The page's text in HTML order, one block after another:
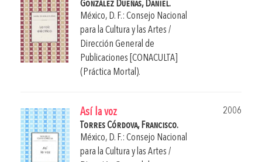
González Dueñas, Daniel.
México, D. F.: Consejo Nacional
para la Cultura y las Artes /
Dirección General de
Publicaciones [CONACULTA]
(Práctica Mortal).
Así la voz
2006
Torres Córdova, Francisco.
México, D. F.: Consejo Nacional
para la Cultura y las Artes /